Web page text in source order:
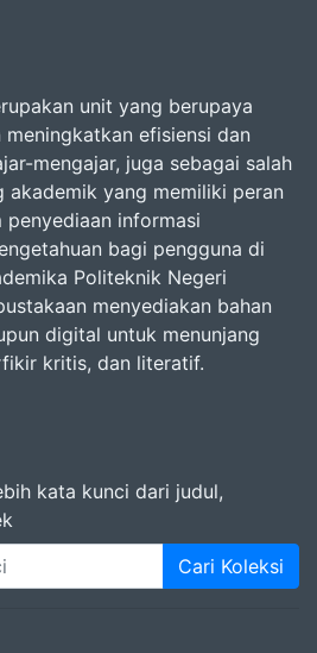
unit yang berupaya
efisiensi dan
mengajar, juga sebagai salah
akademik yang memiliki peran
informasi
bagi pengguna di
Politeknik Negeri
menyediakan bahan
digital untuk menunjang
kritis, dan literatif.
kata kunci dari judul,
Cari Koleksi